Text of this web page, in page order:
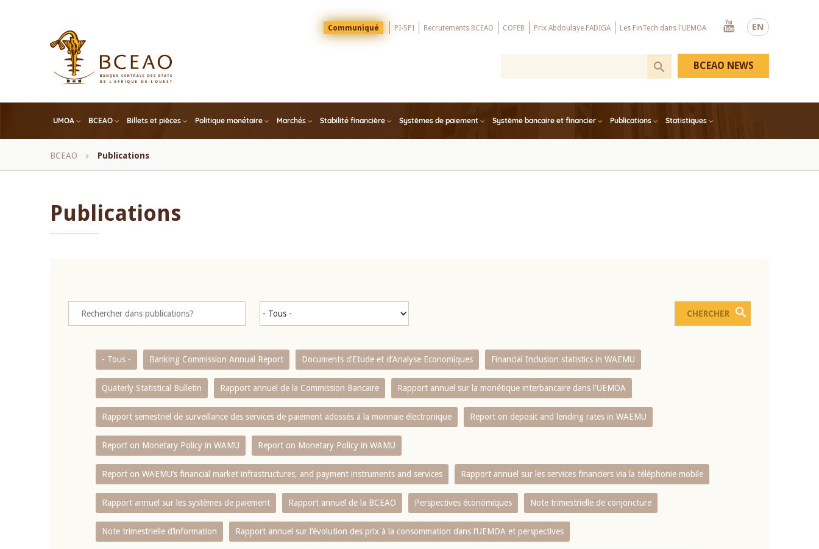
EN
Menu
Top
Communiqué PI-SPI Recrutements BCEAO COFEB Prix Abdoulaye FADIGA Les FinTech dans l'UEMOA
Youtube
UMOA BCEAO Billets et pièces Politique monétaire Marchés Stabilité financière Systèmes de paiement Système bancaire et financier Publications Statistiques
BCEAO NEWS
Fil
BCEAO Publications
Publications
- Tous - Banking Commission Annual Report Documents d’Etude et d’Analyse Economiques Financial Inclusion statistics in WAEMU
Quaterly Statistical Bulletin Rapport annuel de la Commission Bancaire Rapport annuel sur la monétique interbancaire dans l'UEMOA
Rapport semestriel de surveillance des services de paiement adossés à la monnaie électronique Report on deposit and lending rates in WAEMU
Report on Monetary Policy in WAMU Report on Monetary Policy in WAMU
Report on WAEMU’s financial market infrastructures, and payment instruments and services Rapport annuel sur les services financiers via la téléphonie mobile
Rapport annuel sur les systèmes de paiement Rapport annuel de la BCEAO Perspectives économiques Note trimestrielle de conjoncture
Note trimestrielle d‘information Rapport annuel sur l‘évolution des prix à la consommation dans l‘UEMOA et perspectives